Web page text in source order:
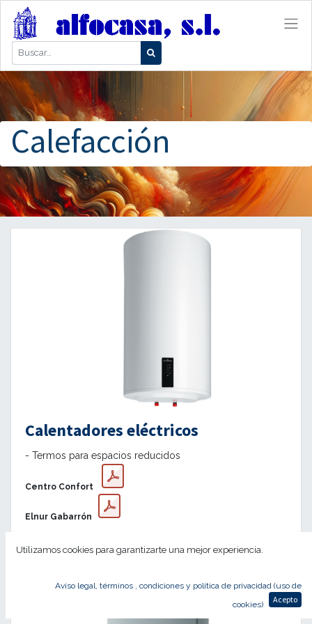
Calefacción
Calentadores eléctricos
- Termos para espacios reducidos
Centro Confort
Elnur Gabarrón
Utilizamos cookies para garantizarte una mejor experiencia.
Aviso legal, términos , condiciones y política de privacidad (uso de
cookies)
Acepto